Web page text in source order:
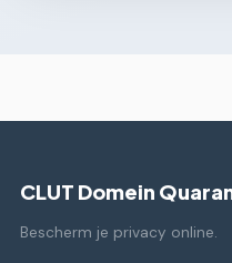
CLUT Domein
Bescherm je privacy online.